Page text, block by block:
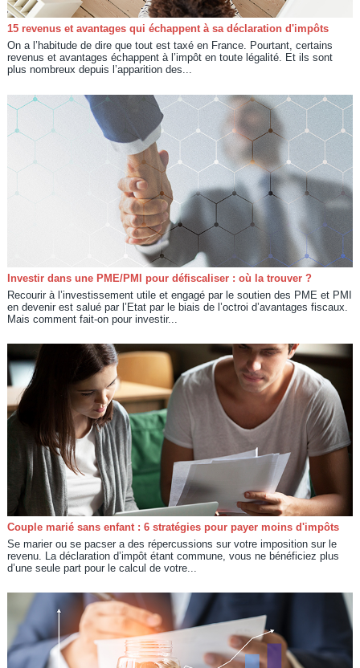
15 revenus et avantages qui échappent à sa déclaration d'impôts
On a l’habitude de dire que tout est taxé en France. Pourtant, certains
revenus et avantages échappent à l’impôt en toute légalité. Et ils sont
plus nombreux depuis l’apparition des...
Investir dans une PME/PMI pour défiscaliser : où la trouver ?
Recourir à l’investissement utile et engagé par le soutien des PME et PMI
en devenir est salué par l’Etat par le biais de l’octroi d’avantages fiscaux.
Mais comment fait-on pour investir...
Couple marié sans enfant : 6 stratégies pour payer moins d'impôts
Se marier ou se pacser a des répercussions sur votre imposition sur le
revenu. La déclaration d’impôt étant commune, vous ne bénéficiez plus
d’une seule part pour le calcul de votre...